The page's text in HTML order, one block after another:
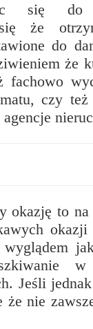
się do
że
do
że
fachowo
czy
agencje
okazję to
w
Jeśli
że nie